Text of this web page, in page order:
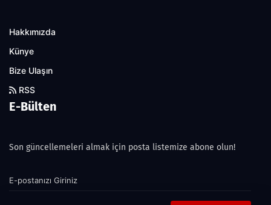
Hakkımızda
Künye
Bize Ulaşın
RSS
E-Bülten
Son güncellemeleri almak için posta listemize abone olun!